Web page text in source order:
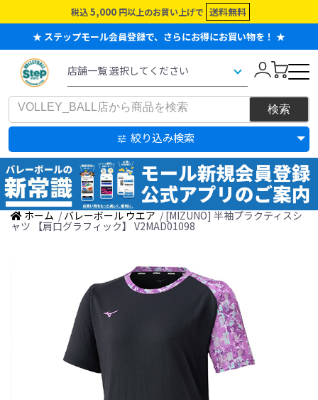
税込 5,000 円以上のお買い上げで 送料無料
★ ステップモール会員登録で、さらにお得にお買い物を！ ★
絞り込み検索
ホーム / バレーボール ウエア / [MIZUNO] 半袖プラクティスシ
ャツ 【肩口グラフィック】 V2MAD01098